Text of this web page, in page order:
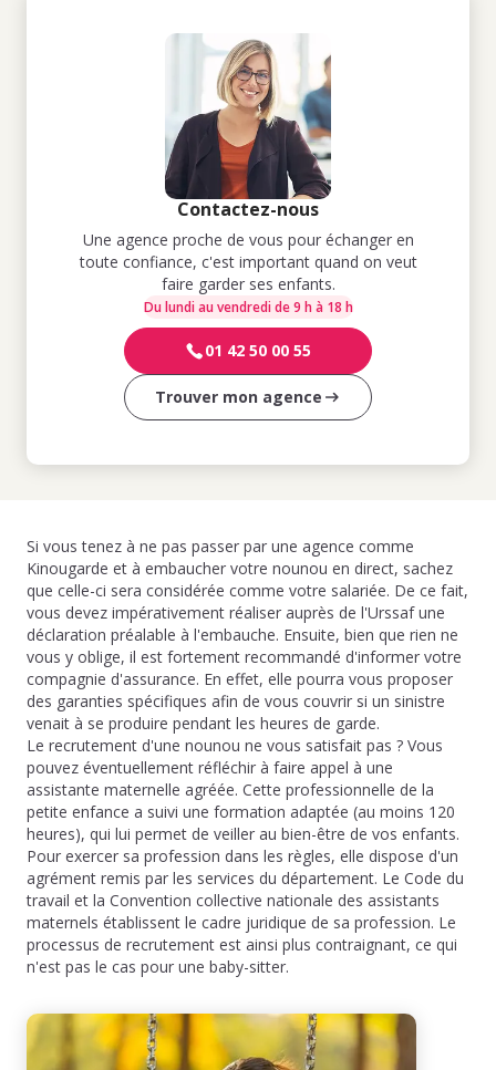
Contactez-nous
Une agence proche de vous pour échanger en
toute confiance, c'est important quand on veut
faire garder ses enfants.
Du lundi au vendredi de 9 h à 18 h
01 42 50 00 55
Trouver mon agence
Si vous tenez à ne pas passer par une agence comme
Kinougarde et à embaucher votre nounou en direct, sachez
que celle-ci sera considérée comme votre salariée. De ce fait,
vous devez impérativement réaliser auprès de l'Urssaf une
déclaration préalable à l'embauche. Ensuite, bien que rien ne
vous y oblige, il est fortement recommandé d'informer votre
compagnie d'assurance. En effet, elle pourra vous proposer
des garanties spécifiques afin de vous couvrir si un sinistre
venait à se produire pendant les heures de garde.
Le recrutement d'une nounou ne vous satisfait pas ? Vous
pouvez éventuellement réfléchir à faire appel à une
assistante maternelle agréée. Cette professionnelle de la
petite enfance a suivi une formation adaptée (au moins 120
heures), qui lui permet de veiller au bien-être de vos enfants.
Pour exercer sa profession dans les règles, elle dispose d'un
agrément remis par les services du département. Le Code du
travail et la Convention collective nationale des assistants
maternels établissent le cadre juridique de sa profession. Le
processus de recrutement est ainsi plus contraignant, ce qui
n'est pas le cas pour une baby-sitter.